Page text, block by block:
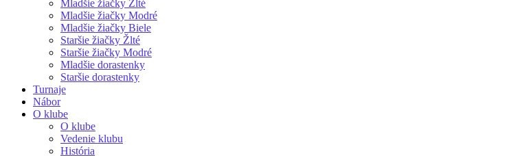
Mladšie žiačky Žlté
Mladšie žiačky Modré
Mladšie žiačky Biele
Staršie žiačky Žlté
Staršie žiačky Modré
Mladšie dorastenky
Staršie dorastenky
Turnaje
Nábor
O klube
O klube
Vedenie klubu
História